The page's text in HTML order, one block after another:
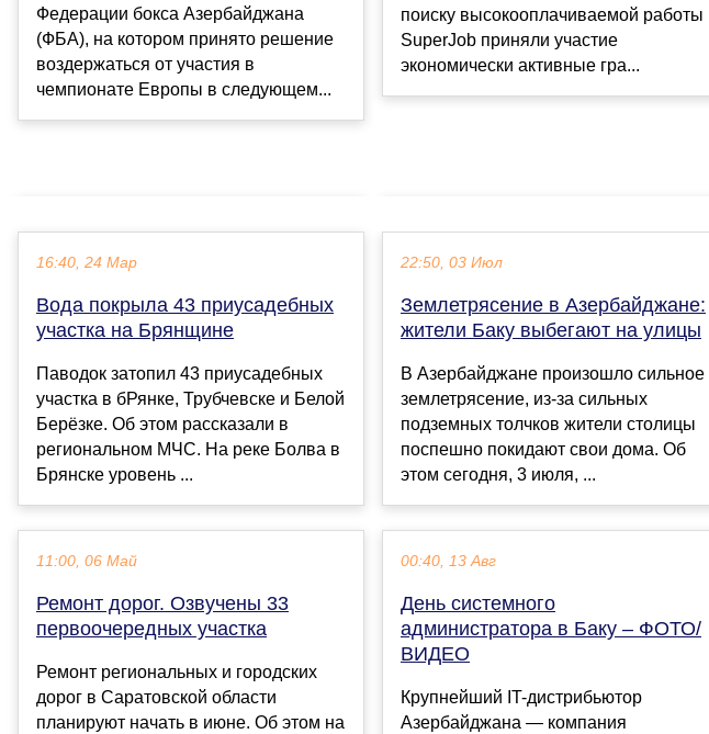
Федерации бокса Азербайджана
(ФБА), на котором принято решение
воздержаться от участия в
чемпионате Европы в следующем...
поиску высокооплачиваемой работы
SuperJob приняли участие
экономически активные гра...
16:40, 24 Мар
Вода покрыла 43 приусадебных
участка на Брянщине
Паводок затопил 43 приусадебных
участка в бРянке, Трубчевске и Белой
Берёзке. Об этом рассказали в
региональном МЧС. На реке Болва в
Брянске уровень ...
11:00, 06 Май
Ремонт дорог. Озвучены 33
первоочередных участка
Ремонт региональных и городских
дорог в Саратовской области
планируют начать в июне. Об этом на
22:50, 03 Июл
Землетрясение в Азербайджане:
жители Баку выбегают на улицы
В Азербайджане произошло сильное
землетрясение, из-за сильных
подземных толчков жители столицы
поспешно покидают свои дома. Об
этом сегодня, 3 июля, ...
00:40, 13 Авг
День системного
администратора в Баку – ФОТО/
ВИДЕО
Крупнейший IT-дистрибьютор
Азербайджана — компания